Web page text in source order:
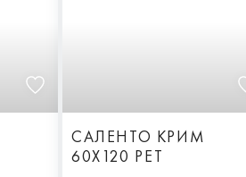
САЛЕНТО КРИМ
60X120 РЕТ